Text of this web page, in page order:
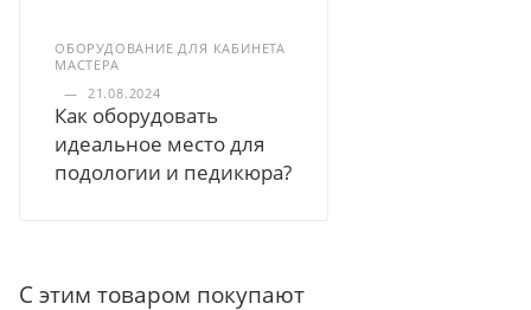
ОБОРУДОВАНИЕ ДЛЯ КАБИНЕТА
МАСТЕРА
— 21.08.2024
Как оборудовать
идеальное место для
подологии и педикюра?
С этим товаром покупают